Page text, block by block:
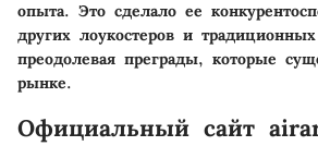
опыта. Это сделало ее
других лоукостеров и традиционных
преодолевая преграды, которые
рынке.
Официальный сайт